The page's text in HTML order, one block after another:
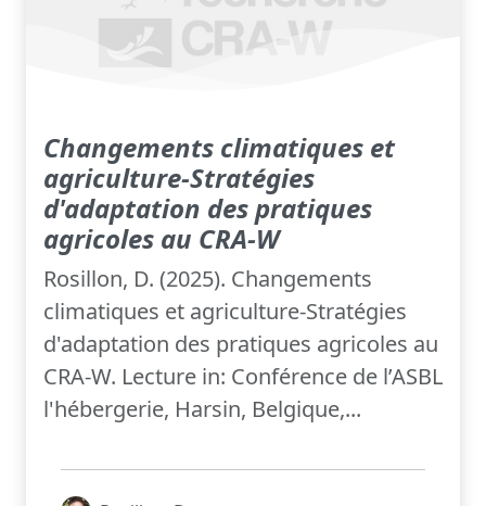
Changements climatiques et
agriculture-Stratégies
d'adaptation des pratiques
agricoles au CRA-W
Rosillon, D. (2025). Changements
climatiques et agriculture-Stratégies
d'adaptation des pratiques agricoles au
CRA-W. Lecture in: Conférence de l’ASBL
l'hébergerie, Harsin, Belgique,...